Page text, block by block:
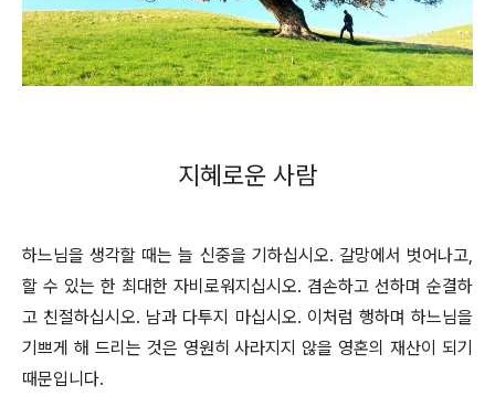
지혜로운 사람
하느님을 생각할 때는 늘 신중을 기하십시오. 갈망에서 벗어나고,
할 수 있는 한 최대한 자비로워지십시오. 겸손하고 선하며 순결하
고 친절하십시오. 남과 다투지 마십시오. 이처럼 행하며 하느님을
기쁘게 해 드리는 것은 영원히 사라지지 않을 영혼의 재산이 되기
때문입니다.